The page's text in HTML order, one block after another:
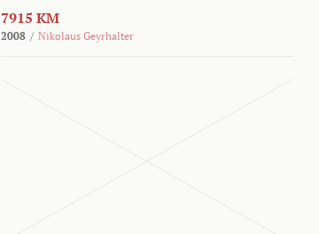
7915 KM
2008 / Nikolaus Geyrhalter